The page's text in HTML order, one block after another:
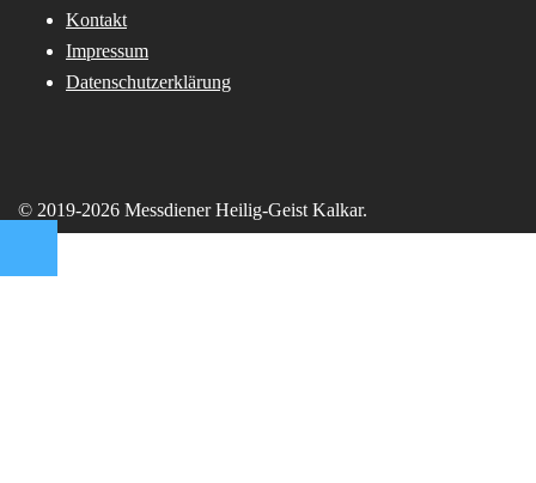
Kontakt
Impressum
Datenschutzerklärung
© 2019-2026 Messdiener Heilig-Geist Kalkar.